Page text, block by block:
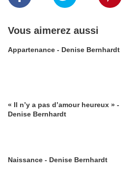
Vous aimerez aussi
Appartenance - Denise Bernhardt
« Il n’y a pas d’amour heureux » -
Denise Bernhardt
Naissance - Denise Bernhardt